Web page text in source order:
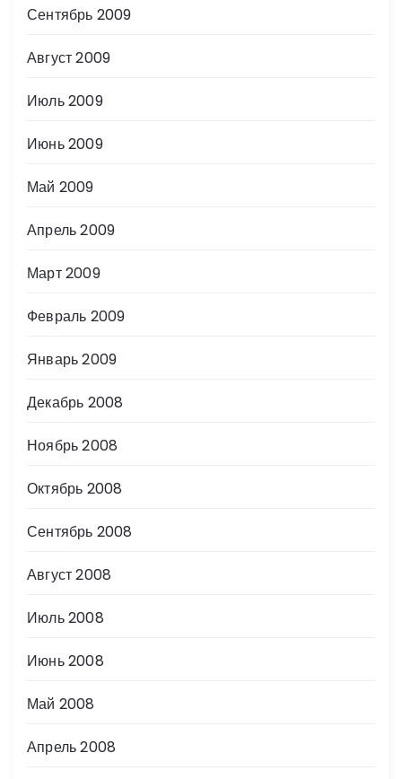
Сентябрь 2009
Август 2009
Июль 2009
Июнь 2009
Май 2009
Апрель 2009
Март 2009
Февраль 2009
Январь 2009
Декабрь 2008
Ноябрь 2008
Октябрь 2008
Сентябрь 2008
Август 2008
Июль 2008
Июнь 2008
Май 2008
Апрель 2008